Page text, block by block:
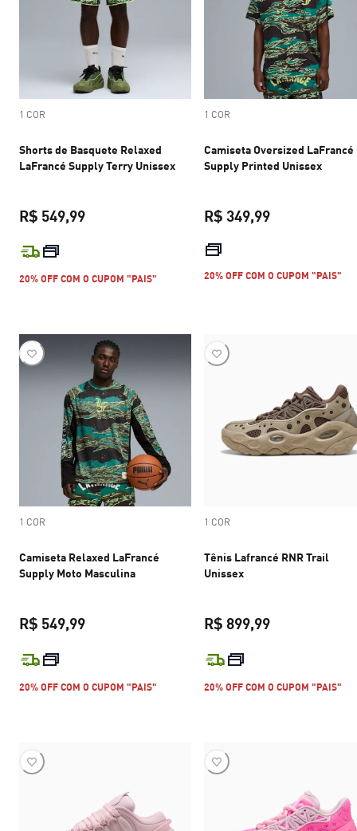
1 COR
Shorts de Basquete Relaxed
LaFrancé Supply Terry Unissex
R$ 549,99
preço atual R$ 549,99
20% OFF COM O CUPOM "PAIS"
1 COR
Camiseta Oversized LaFrancé
Supply Printed Unissex
R$ 349,99
20% OFF COM O CUPOM "PAIS"
1 COR
Camiseta Relaxed LaFrancé
Supply Moto Masculina
R$ 549,99
preço atual R$ 549,99
20% OFF COM O CUPOM "PAIS"
1 COR
Tênis Lafrancé RNR Trail
Unissex
R$ 899,99
20% OFF COM O CUPOM "PAIS"